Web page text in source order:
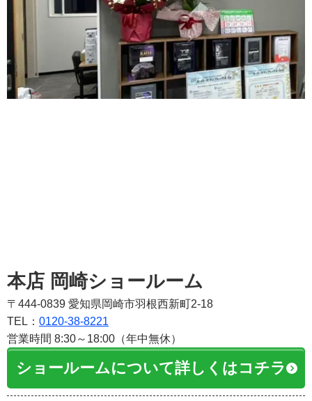
本店 岡崎ショールーム
〒444-0839 愛知県岡崎市羽根西新町2-18
TEL： 0120-38-8221
営業時間 8:30～18:00（年中無休）
ショールームについて詳しくはコチラ